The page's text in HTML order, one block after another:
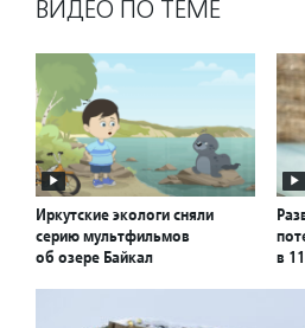
ВИДЕО ПО ТЕМЕ
Иркутские экологи сняли
серию мультфильмов
об озере Байкал
в